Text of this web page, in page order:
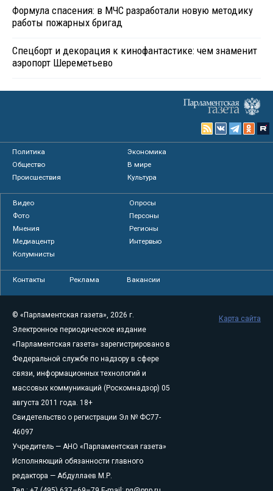
Формула спасения: в МЧС разработали новую методику
работы пожарных бригад
Спецборт и декорация к кинофантастике: чем знаменит
аэропорт Шереметьево
Политика
Экономика
Общество
В мире
Происшествия
Культура
Видео
Опросы
Фото
Персоны
Мнения
Регионы
Медиацентр
Интервью
Колумнисты
Контакты Реклама Вакансии
© «Парламентская газета», 2026 г.
Электронное периодическое издание
«Парламентская газета» зарегистрировано в
Федеральной службе по надзору в сфере
связи, информационных технологий и
массовых коммуникаций (Роскомнадзор) 05
августа 2011 года. 18+
Свидетельство о регистрации Эл № ФС77-
46097
Учредитель — АНО «Парламентская газета»
Исполняющий обязанности главного
редактора — Абдуллаев М.Р.
Карта сайта